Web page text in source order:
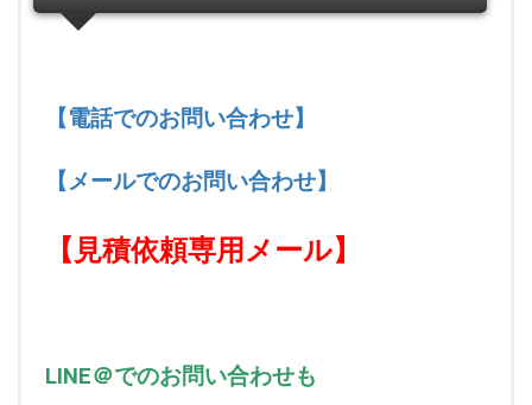
【電話でのお問い合わせ】
【メールでのお問い合わせ】
【見積依頼専用メール】
LINE＠でのお問い合わせも